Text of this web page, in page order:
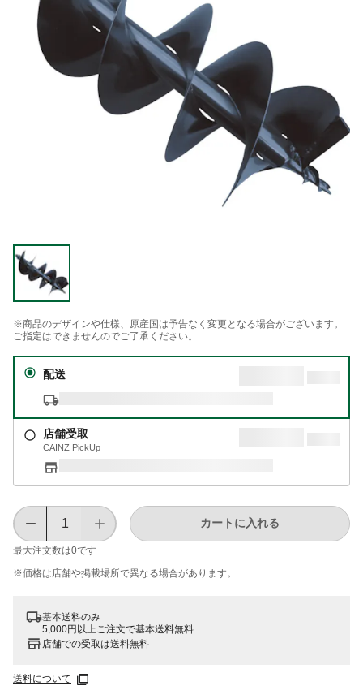
※商品のデザインや仕様、原産国は予告なく変更となる場合がございます。
ご指定はできませんのでご了承ください。
配送
店舗受取
CAINZ PickUp
最大注文数は0です
カートに入れる
※価格は​店舗や​掲載場所で​異なる​場合が​あります。
基本送料のみ
5,000円以上ご注文で基本送料無料
店舗での受取は送料無料
送料について